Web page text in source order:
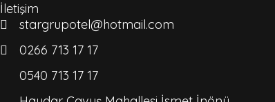
İletişim
stargrupotel@hotmail.com
0266 713 17 17
0540 713 17 17